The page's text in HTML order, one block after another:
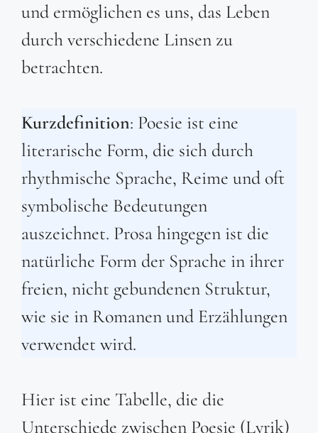
und ermöglichen es uns, das Leben
durch verschiedene Linsen zu
betrachten.
Kurzdefinition: Poesie ist eine
literarische Form, die sich durch
rhythmische Sprache, Reime und oft
symbolische Bedeutungen
auszeichnet. Prosa hingegen ist die
natürliche Form der Sprache in ihrer
freien, nicht gebundenen Struktur,
wie sie in Romanen und Erzählungen
verwendet wird.
Hier ist eine Tabelle, die die
Unterschiede zwischen Poesie (Lyrik)